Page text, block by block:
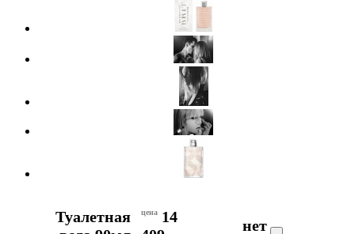
Туалетная
цена 14
нет